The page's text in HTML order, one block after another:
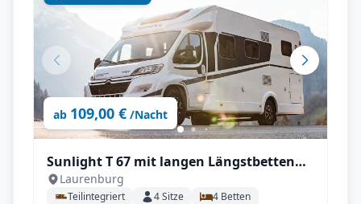
ab 109,00 € /Nacht
Sunlight T 67 mit langen Längstbetten
und voll Autrak
Laurenburg
Teilintegriert 4Sitze 4 Betten